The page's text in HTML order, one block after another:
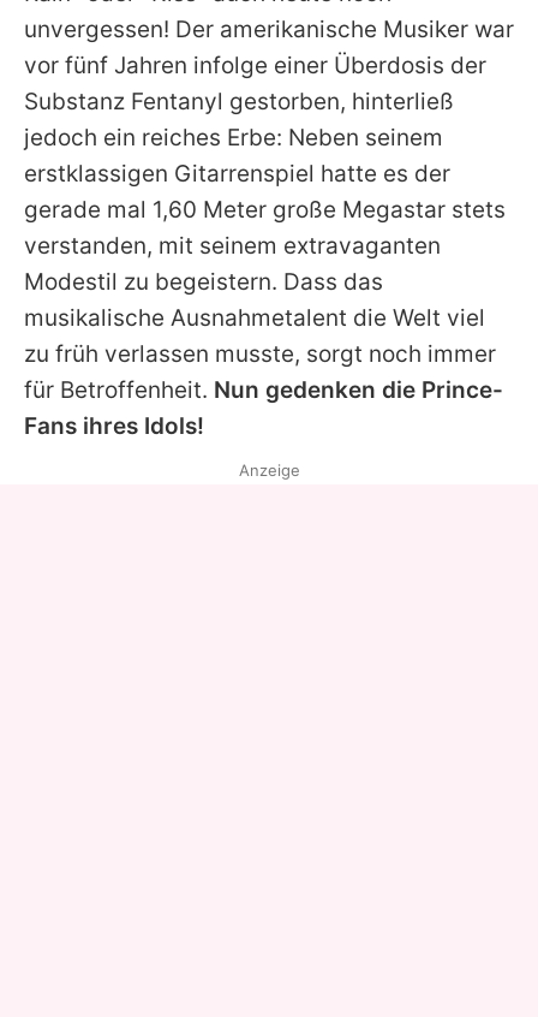
Datenschutzerklärung
Nutzungsbedingungen
Utiq verwalten
unvergessen! Der amerikanische Musiker war
vor fünf Jahren infolge einer Überdosis der
Substanz Fentanyl gestorben, hinterließ
jedoch ein reiches Erbe: Neben seinem
erstklassigen Gitarrenspiel hatte es der
gerade mal 1,60 Meter große Megastar stets
verstanden, mit seinem extravaganten
Modestil zu begeistern. Dass das
musikalische Ausnahmetalent die Welt viel
zu früh verlassen musste, sorgt noch immer
für Betroffenheit. Nun gedenken die Prince-
Fans ihres Idols!
Anzeige